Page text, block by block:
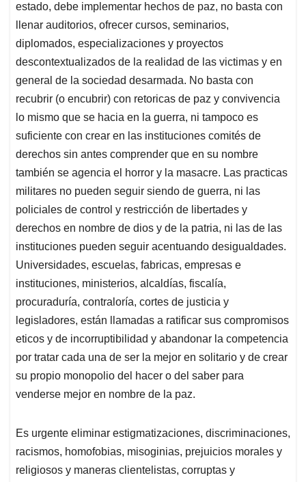
estado, debe implementar hechos de paz, no basta con
llenar auditorios, ofrecer cursos, seminarios,
diplomados, especializaciones y proyectos
descontextualizados de la realidad de las victimas y en
general de la sociedad desarmada. No basta con
recubrir (o encubrir) con retoricas de paz y convivencia
lo mismo que se hacia en la guerra, ni tampoco es
suficiente con crear en las instituciones comités de
derechos sin antes comprender que en su nombre
también se agencia el horror y la masacre. Las practicas
militares no pueden seguir siendo de guerra, ni las
policiales de control y restricción de libertades y
derechos en nombre de dios y de la patria, ni las de las
instituciones pueden seguir acentuando desigualdades.
Universidades, escuelas, fabricas, empresas e
instituciones, ministerios, alcaldías, fiscalía,
procuraduría, contraloría, cortes de justicia y
legisladores, están llamadas a ratificar sus compromisos
eticos y de incorruptibilidad y abandonar la competencia
por tratar cada una de ser la mejor en solitario y de crear
su propio monopolio del hacer o del saber para
venderse mejor en nombre de la paz.
Es urgente eliminar estigmatizaciones, discriminaciones,
racismos, homofobias, misoginias, prejuicios morales y
religiosos y maneras clientelistas, corruptas y